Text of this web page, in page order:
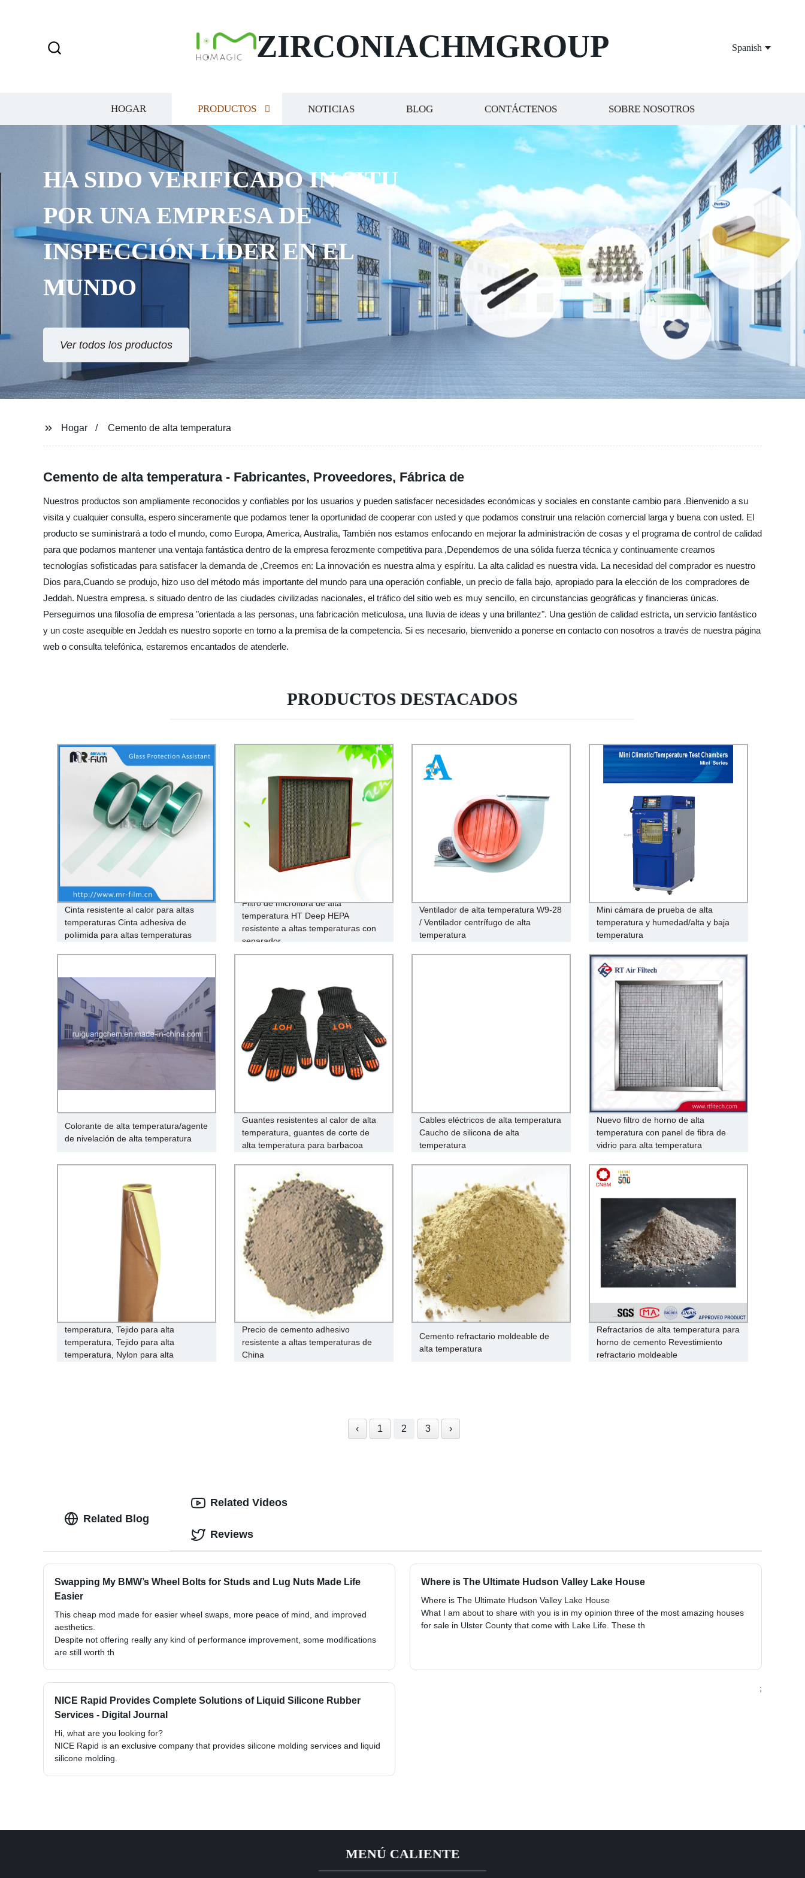
ZIRCONIACHMGROUP Spanish
HOGAR PRODUCTOS NOTICIAS BLOG CONTÁCTENOS SOBRE NOSOTROS
HA SIDO VERIFICADO IN SITU
POR UNA EMPRESA DE
INSPECCIÓN LÍDER EN EL
MUNDO
Ver todos los productos
Hogar Cemento de alta temperatura
Cemento de alta temperatura - Fabricantes, Proveedores, Fábrica de
Nuestros productos son ampliamente reconocidos y confiables por los usuarios y pueden satisfacer necesidades económicas y sociales en constante cambio para .Bienvenido a su
visita y cualquier consulta, espero sinceramente que podamos tener la oportunidad de cooperar con usted y que podamos construir una relación comercial larga y buena con usted. El
producto se suministrará a todo el mundo, como Europa, America, Australia, También nos estamos enfocando en mejorar la administración de cosas y el programa de control de calidad
para que podamos mantener una ventaja fantástica dentro de la empresa ferozmente competitiva para ,Dependemos de una sólida fuerza técnica y continuamente creamos
tecnologías sofisticadas para satisfacer la demanda de ,Creemos en: La innovación es nuestra alma y espíritu. La alta calidad es nuestra vida. La necesidad del comprador es nuestro
Dios para,Cuando se produjo, hizo uso del método más importante del mundo para una operación confiable, un precio de falla bajo, apropiado para la elección de los compradores de
Jeddah. Nuestra empresa. s situado dentro de las ciudades civilizadas nacionales, el tráfico del sitio web es muy sencillo, en circunstancias geográficas y financieras únicas.
Perseguimos una filosofía de empresa "orientada a las personas, una fabricación meticulosa, una lluvia de ideas y una brillantez". Una gestión de calidad estricta, un servicio fantástico
y un coste asequible en Jeddah es nuestro soporte en torno a la premisa de la competencia. Si es necesario, bienvenido a ponerse en contacto con nosotros a través de nuestra página
web o consulta telefónica, estaremos encantados de atenderle.
PRODUCTOS DESTACADOS
Cinta resistente al calor para altas
temperaturas Cinta adhesiva de
poliimida para altas temperaturas
Filtro de microfibra de alta
temperatura HT Deep HEPA
resistente a altas temperaturas con
separador
Ventilador de alta temperatura W9-28
/ Ventilador centrífugo de alta
temperatura
Mini cámara de prueba de alta
temperatura y humedad/alta y baja
temperatura
Colorante de alta temperatura/agente
de nivelación de alta temperatura
Guantes resistentes al calor de alta
temperatura, guantes de corte de
alta temperatura para barbacoa
Cables eléctricos de alta temperatura
Caucho de silicona de alta
temperatura
Nuevo filtro de horno de alta
temperatura con panel de fibra de
vidrio para alta temperatura
Tejido de PTFE para alta
temperatura, Tejido para alta
temperatura, Tejido para alta
temperatura, Nylon para alta
Precio de cemento adhesivo
resistente a altas temperaturas de
China
Cemento refractario moldeable de
alta temperatura
Refractarios de alta temperatura para
horno de cemento Revestimiento
refractario moldeable
‹ 1 2 3 ›
Related Blog
Swapping My BMW’s Wheel Bolts for Studs and Lug Nuts Made Life
Easier
This cheap mod made for easier wheel swaps, more peace of mind, and improved
aesthetics.
Despite not offering really any kind of performance improvement, some modifications
are still worth th
Where is The Ultimate Hudson Valley Lake House
Where is The Ultimate Hudson Valley Lake House
What I am about to share with you is in my opinion three of the most amazing houses
for sale in Ulster County that come with Lake Life. These th
NICE Rapid Provides Complete Solutions of Liquid Silicone Rubber
Services - Digital Journal
Hi, what are you looking for?
NICE Rapid is an exclusive company that provides silicone molding services and liquid
silicone molding.
;
Related Videos
Reviews
MENÚ CALIENTE